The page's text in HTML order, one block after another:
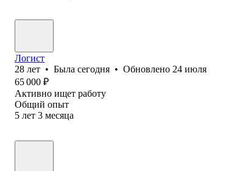
Логист
28 лет • Была сегодня • Обновлено 24 июля
65 000 ₽
Активно ищет работу
Общий опыт
5 лет 3 месяца